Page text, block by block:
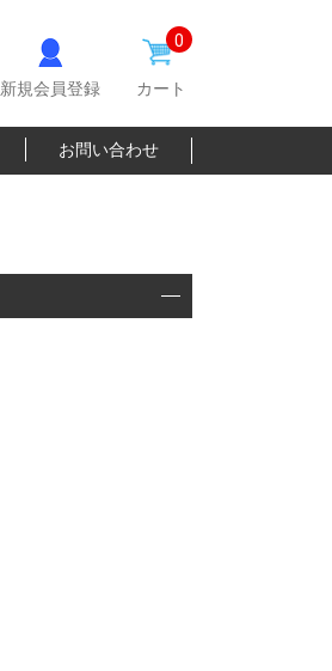
新規会員登録
0
カート
お問い合わせ